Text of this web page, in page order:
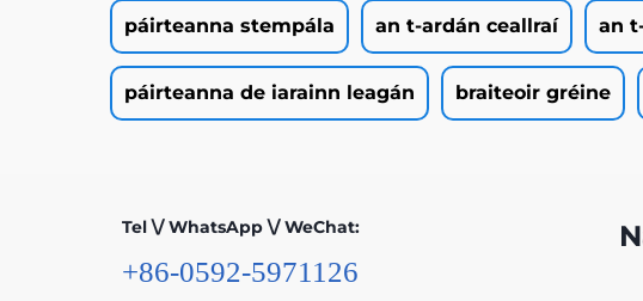
páirteanna stempála an t-ardán ceallraí an
páirteanna de iarainn leagán braiteoir gréine
Tel \/ WhatsApp \/ WeChat:
+86-0592-5971126